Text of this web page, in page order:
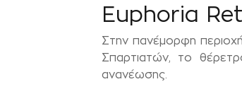
Euphoria
Στην πανέμορφη
Σπαρτιατών, το
ανανέωσης.